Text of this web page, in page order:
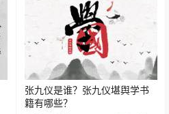
张九仪是谁？张九仪堪舆学书
籍有哪些？